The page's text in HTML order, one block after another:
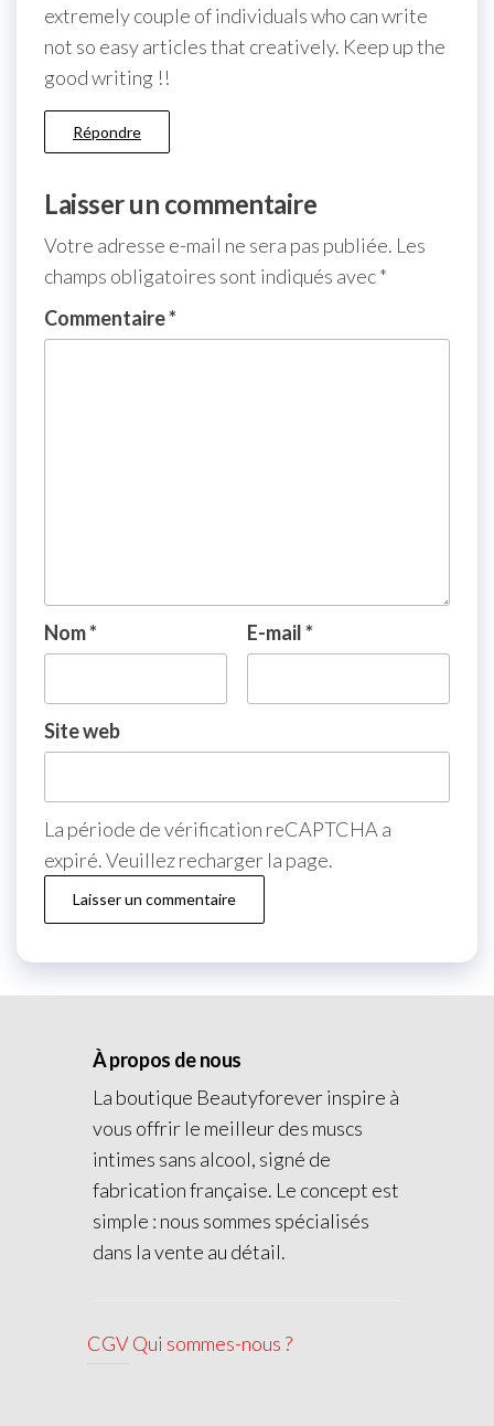
extremely couple of individuals who can write
not so easy articles that creatively. Keep up the
good writing !!
Répondre
Laisser un commentaire
Votre adresse e-mail ne sera pas publiée. Les
champs obligatoires sont indiqués avec*
Commentaire*
Nom* E-mail*
Site web
La période de vérification reCAPTCHA a
expiré. Veuillez recharger la page.
À propos de nous
La boutique Beautyforever inspire à
vous offrir le meilleur des muscs
intimes sans alcool, signé de
fabrication française. Le concept est
simple : nous sommes spécialisés
dans la vente au détail.
CGVQui sommes-nous ?